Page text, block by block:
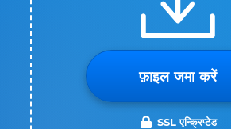
फ़ाइल जमा करें
SSL एन्क्रिप्टेड